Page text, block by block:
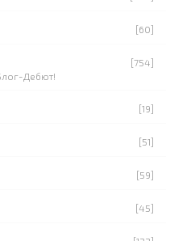
[60]
[754]
Дебют!
[19]
[51]
[59]
[45]